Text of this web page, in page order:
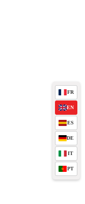
FR
EN
ES
DE
IT
PT